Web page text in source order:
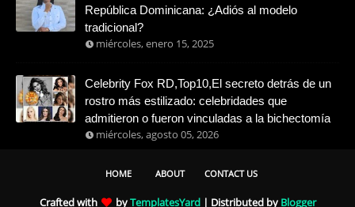
República Dominicana: ¿Adiós al modelo
tradicional?
miércoles, enero 15, 2025
Celebrity Fox RD,Top10,El secreto detrás de un
rostro más estilizado: celebridades que
admitieron o fueron vinculadas a la bichectomía
miércoles, agosto 05, 2026
HOME ABOUT CONTACT US
Crafted with byTemplatesYard| Distributed by Blogger